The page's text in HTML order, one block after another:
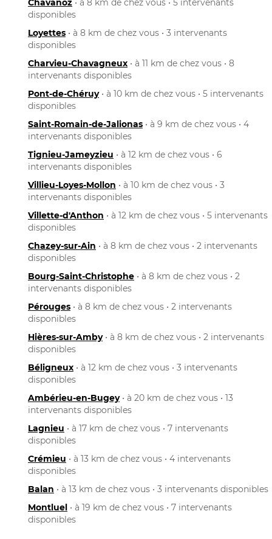
Chavanoz • à 8 km de chez vous • 5 intervenants
disponibles
Loyettes • à 8 km de chez vous • 3 intervenants
disponibles
Charvieu-Chavagneux • à 11 km de chez vous • 8
intervenants disponibles
Pont-de-Chéruy• à 10 km de chez vous • 5 intervenants
disponibles
Saint-Romain-de-Jalionas • à 9 km de chez vous • 4
intervenants disponibles
Tignieu-Jameyzieu • à 12 km de chez vous • 6
intervenants disponibles
Villieu-Loyes-Mollon • à 10 km de chez vous • 3
intervenants disponibles
Villette-d'Anthon • à 12 km de chez vous • 5 intervenants
disponibles
Chazey-sur-Ain • à 8 km de chez vous • 2 intervenants
disponibles
Bourg-Saint-Christophe • à 8 km de chez vous • 2
intervenants disponibles
Pérouges • à 8 km de chez vous • 2 intervenants
disponibles
Hières-sur-Amby• à 8 km de chez vous • 2 intervenants
disponibles
Béligneux • à 12 km de chez vous • 3 intervenants
disponibles
Ambérieu-en-Bugey• à 20 km de chez vous • 13
intervenants disponibles
Lagnieu • à 17 km de chez vous • 7 intervenants
disponibles
Crémieu • à 13 km de chez vous • 4 intervenants
disponibles
Balan • à 13 km de chez vous • 3 intervenants disponibles
Montluel • à 19 km de chez vous • 7 intervenants
disponibles